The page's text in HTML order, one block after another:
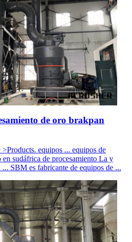
de oro brakpan
equipos ... equipos de
en sudáfrica de procesamiento La y
... SBM es fabricante de equipos de ...